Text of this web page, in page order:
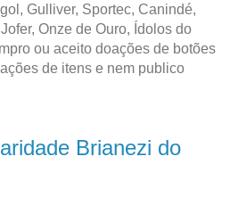
Gulliver, Sportec, Canindé,
Onze de Ouro, Ídolos do
ou aceito doações de botões
de itens e nem publico
Brianezi do